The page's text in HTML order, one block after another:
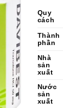
Quy
cách
Thành
phần
Nhà
sản
xuất
Nước
sản
xuất